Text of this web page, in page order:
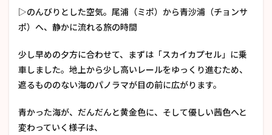
▷のんびりとした空気。尾浦（ミポ）から青沙浦（チョンサ
ポ）へ、静かに流れる旅の時間
少し早めの夕方に合わせて、まずは「スカイカプセル」に乗
車しました。地上から少し高いレールをゆっくり進むため、
遮るもののない海のパノラマが目の前に広がります。
青かった海が、だんだんと黄金色に、そして優しい茜色へと
変わっていく様子は、